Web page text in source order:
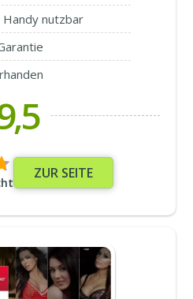
Handy nutzbar
ZUR SEITE